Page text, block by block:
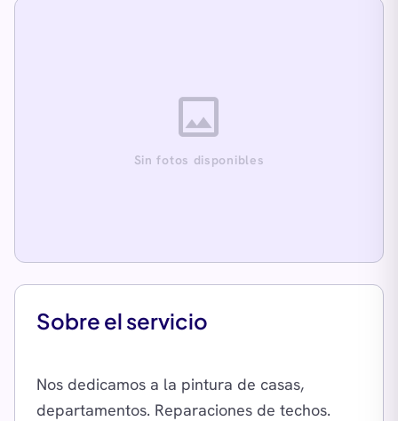
image
Sin fotos disponibles
Sobre el servicio
Nos dedicamos a la pintura de casas,
departamentos. Reparaciones de techos.